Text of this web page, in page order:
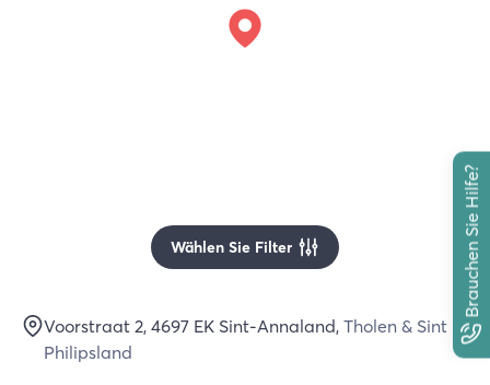
Brauchen Sie Hilfe?
Wählen Sie Filter
Voorstraat 2, 4697 EK Sint-Annaland, Tholen & Sint
Philipsland